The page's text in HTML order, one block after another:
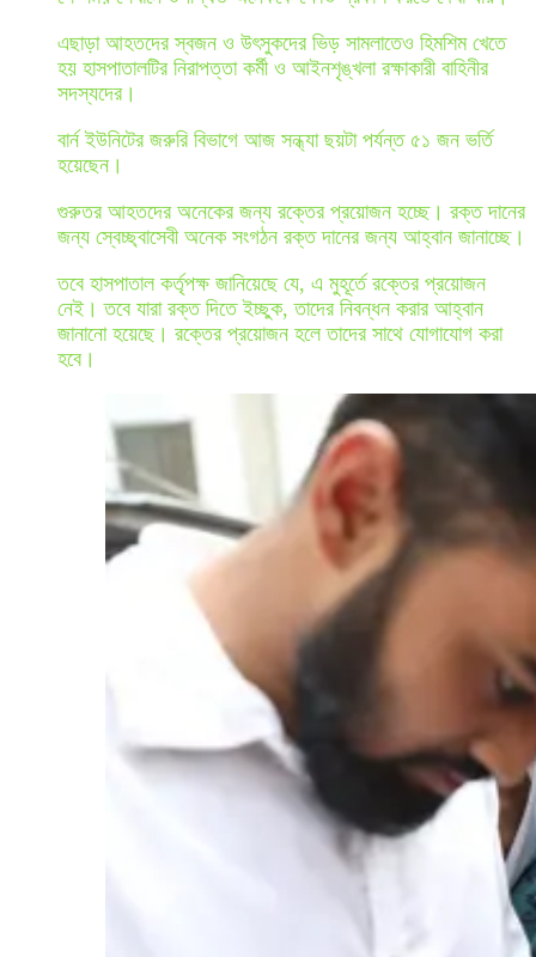
এছাড়া আহতদের স্বজন ও উৎসুকদের ভিড় সামলাতেও হিমশিম খেতে
হয় হাসপাতালটির নিরাপত্তা কর্মী ও আইনশৃঙ্খলা রক্ষাকারী বাহিনীর
সদস্যদের।
বার্ন ইউনিটের জরুরি বিভাগে আজ সন্ধ্যা ছয়টা পর্যন্ত ৫১ জন ভর্তি
হয়েছেন।
গুরুতর আহতদের অনেকের জন্য রক্তের প্রয়োজন হচ্ছে। রক্ত দানের
জন্য স্বেচ্ছ্বাসেবী অনেক সংগঠন রক্ত দানের জন্য আহ্বান জানাচ্ছে।
তবে হাসপাতাল কর্তৃপক্ষ জানিয়েছে যে, এ মুহূর্তে রক্তের প্রয়োজন
নেই। তবে যারা রক্ত দিতে ইচ্ছুক, তাদের নিবন্ধন করার আহ্বান
জানানো হয়েছে। রক্তের প্রয়োজন হলে তাদের সাথে যোগাযোগ করা
হবে।